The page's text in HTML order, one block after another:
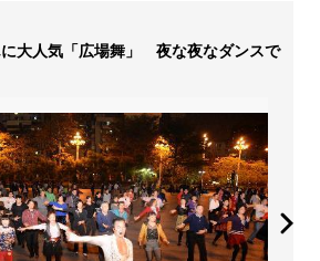
大人気「広場舞」 夜な夜なダンスで